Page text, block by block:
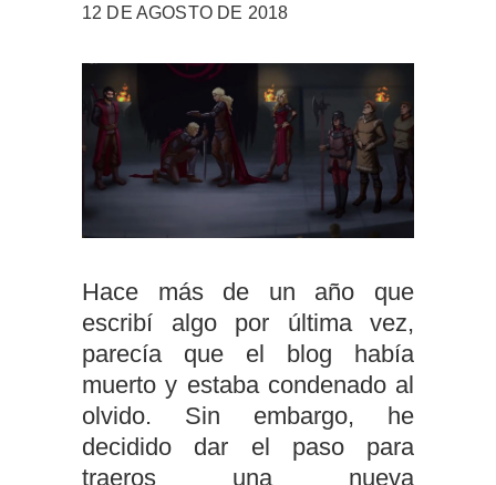
12 DE AGOSTO DE 2018
Hace más de un año que
escribí algo por última vez,
parecía que el blog había
muerto y estaba condenado al
olvido. Sin embargo, he
decidido dar el paso para
traeros una nueva